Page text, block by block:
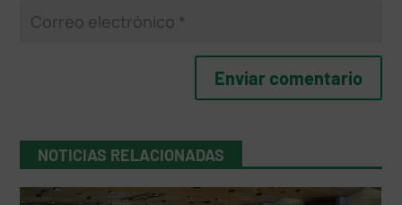
NOTICIAS RELACIONADAS